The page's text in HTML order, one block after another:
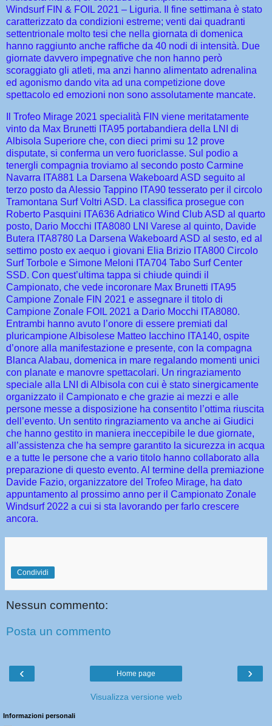
Windsurf FIN & FOIL 2021 – Liguria. Il fine settimana è stato
caratterizzato da condizioni estreme; venti dai quadranti
settentrionale molto tesi che nella giornata di domenica
hanno raggiunto anche raffiche da 40 nodi di intensità. Due
giornate davvero impegnative che non hanno però
scoraggiato gli atleti, ma anzi hanno alimentato adrenalina
ed agonismo dando vita ad una competizione dove
spettacolo ed emozioni non sono assolutamente mancate.
Il Trofeo Mirage 2021 specialità FIN viene meritatamente
vinto da Max Brunetti ITA95 portabandiera della LNI di
Albisola Superiore che, con dieci primi su 12 prove
disputate, si conferma un vero fuoriclasse. Sul podio a
tenergli compagnia troviamo al secondo posto Carmine
Navarra ITA881 La Darsena Wakeboard ASD seguito al
terzo posto da Alessio Tappino ITA90 tesserato per il circolo
Tramontana Surf Voltri ASD. La classifica prosegue con
Roberto Pasquini ITA636 Adriatico Wind Club ASD al quarto
posto, Dario Mocchi ITA8080 LNI Varese al quinto, Davide
Butera ITA8780 La Darsena Wakeboard ASD al sesto, ed al
settimo posto ex aequo i giovani Elia Brizio ITA800 Circolo
Surf Torbole e Simone Meloni ITA704 Tabo Surf Center
SSD. Con quest’ultima tappa si chiude quindi il
Campionato, che vede incoronare Max Brunetti ITA95
Campione Zonale FIN 2021 e assegnare il titolo di
Campione Zonale FOIL 2021 a Dario Mocchi ITA8080.
Entrambi hanno avuto l’onore di essere premiati dal
pluricampione Albisolese Matteo Iacchino ITA140, ospite
d’onore alla manifestazione e presente, con la compagna
Blanca Alabau, domenica in mare regalando momenti unici
con planate e manovre spettacolari. Un ringraziamento
speciale alla LNI di Albisola con cui è stato sinergicamente
organizzato il Campionato e che grazie ai mezzi e alle
persone messe a disposizione ha consentito l’ottima riuscita
dell’evento. Un sentito ringraziamento va anche ai Giudici
che hanno gestito in maniera ineccepibile le due giornate,
all’assistenza che ha sempre garantito la sicurezza in acqua
e a tutte le persone che a vario titolo hanno collaborato alla
preparazione di questo evento. Al termine della premiazione
Davide Fazio, organizzatore del Trofeo Mirage, ha dato
appuntamento al prossimo anno per il Campionato Zonale
Windsurf 2022 a cui si sta lavorando per farlo crescere
ancora.
Condividi
Nessun commento:
Posta un commento
‹ ›
Home page
Visualizza versione web
Informazioni personali